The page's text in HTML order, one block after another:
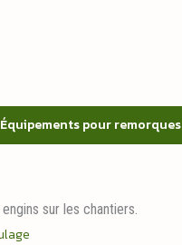
Équipements pour remorques
sur les chantiers.